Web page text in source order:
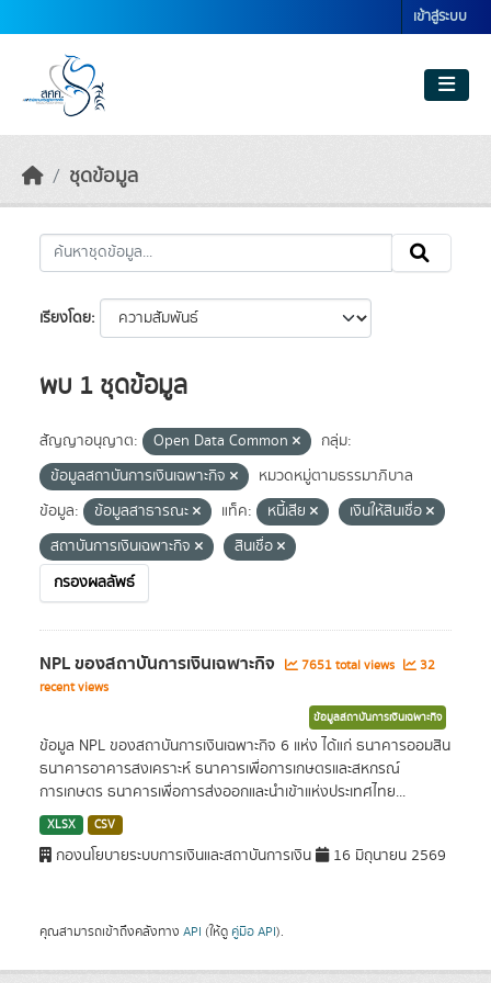
เข้าสู่ระบบ
ชุดข้อมูล
เรียงโดย
พบ 1 ชุดข้อมูล
สัญญาอนุญาต: Open Data Common
กลุ่ม:
ข้อมูลสถาบันการเงินเฉพาะกิจ
หมวดหมู่ตามธรรมาภิบาล
ข้อมูล:
ข้อมูลสาธารณะ แท็ค: หนี้เสีย
เงินให้สินเชื่อ
สถาบันการเงินเฉพาะกิจ
สินเชื่อ
กรองผลลัพธ์
NPL ของสถาบันการเงินเฉพาะกิจ 7651 total views
32
recent views
ข้อมูลสถาบันการเงินเฉพาะกิจ
ข้อมูล NPL ของสถาบันการเงินเฉพาะกิจ 6 แห่ง ได้แก่ ธนาคารออมสิน
ธนาคารอาคารสงเคราะห์ ธนาคารเพื่อการเกษตรและสหกรณ์
การเกษตร ธนาคารเพื่อการส่งออกและนำเข้าแห่งประเทศไทย...
XLSX CSV
กองนโยบายระบบการเงินและสถาบันการเงิน 16 มิถุนายน 2569
คุณสามารถเข้าถึงคลังทาง API (ให้ดู คู่มือ API).